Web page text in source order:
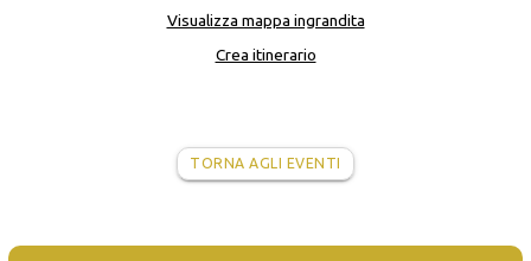
Visualizza mappa ingrandita
Crea itinerario
TORNA AGLI EVENTI